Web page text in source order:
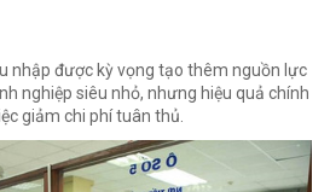
nhập được kỳ vọng tạo thêm nguồn lực
nghiệp siêu nhỏ, nhưng hiệu quả chính
giảm chi phí tuân thủ.